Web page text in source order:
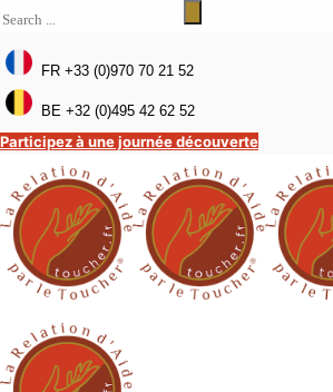
FR +33 (0)970 70 21 52
BE +32 (0)495 42 62 52
Participez à une journée découverte